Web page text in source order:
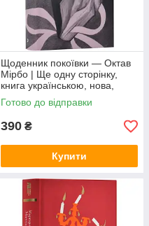
Щоденник покоївки — Октав
Мірбо | Ще одну сторінку,
книга українською, нова,
тверда
Готово до відправки
390 ₴
Купити